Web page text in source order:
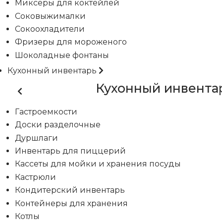
Миксеры для коктейлей
Соковыжималки
Сокоохладители
Фризеры для мороженого
Шоколадные фонтаны
Кухонный инвентарь
Кухонный
Гастроемкости
Доски разделочные
Дуршлаги
Инвентарь для пиццерий
Кассеты для мойки и хранения посуды
Кастрюли
Кондитерский инвентарь
Контейнеры для хранения
Котлы